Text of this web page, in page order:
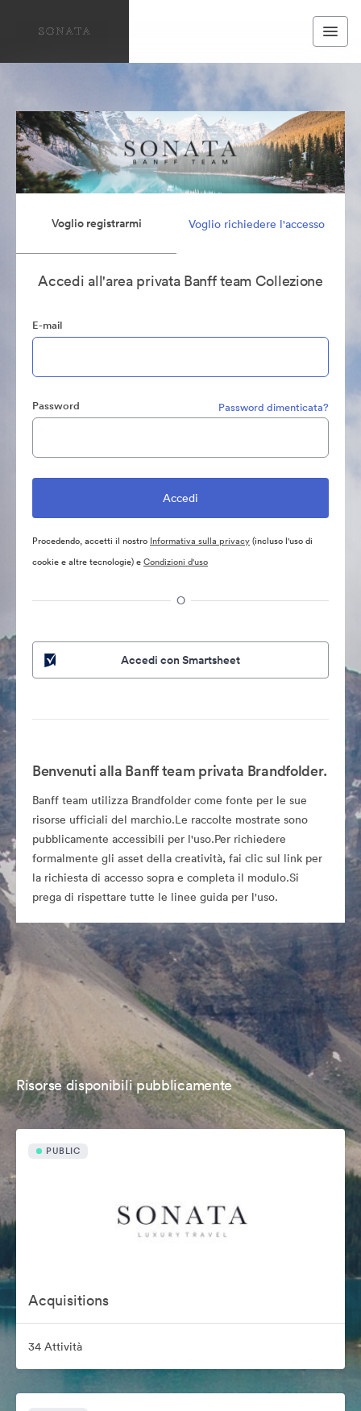
Voglio registrarmi Voglio richiedere l'accesso
Accedi all'area privata Banff team Collezione
E-mail
Password Password dimenticata?
Procedendo, accetti il nostro Informativa sulla privacy(incluso l'uso di
cookie e altre tecnologie) eCondizioni d'uso
O
Accedi con Smartsheet
Benvenuti alla Banff team privata Brandfolder.
Banff team utilizza Brandfolder come fonte per le sue
risorse ufficiali del marchio.Le raccolte mostrate sono
pubblicamente accessibili per l'uso.Per richiedere
formalmente gli asset della creatività, fai clic sul link per
la richiesta di accesso sopra e completa il modulo.Si
prega di rispettare tutte le linee guida per l'uso.
Risorse disponibili pubblicamente
PUBLIC
Acquisitions
34 Attività